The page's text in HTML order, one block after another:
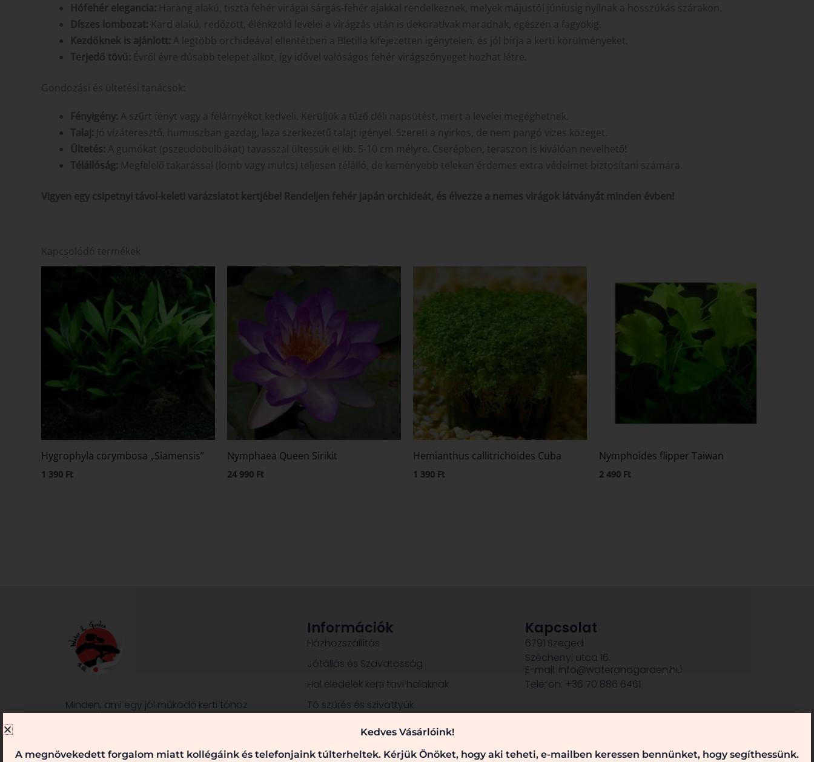
Hófehér elegancia: Harang alakú, tiszta fehér virágai sárgás-fehér ajakkal rendelkeznek, melyek májustól júniusig nyílnak a hosszúkás szárakon.
Díszes lombozat: Kard alakú, redőzött, élénkzöld levelei a virágzás után is dekoratívak maradnak, egészen a fagyokig.
Kezdőknek is ajánlott: A legtöbb orchideával ellentétben a Bletilla kifejezetten igénytelen, és jól bírja a kerti körülményeket.
Terjedő tövű: Évről évre dúsabb telepet alkot, így idővel valóságos fehér virágszőnyeget hozhat létre.
Gondozási és ültetési tanácsok:
Fényigény: A szűrt fényt vagy a félárnyékot kedveli. Kerüljük a tűző déli napsütést, mert a levelei megéghetnek.
Talaj: Jó vízáteresztő, humuszban gazdag, laza szerkezetű talajt igényel. Szereti a nyirkos, de nem pangó vizes közeget.
Ültetés: A gumókat (pszeudobulbákat) tavasszal ültessük el kb. 5-10 cm mélyre. Cserépben, teraszon is kiválóan nevelhető!
Télállóság: Megfelelő takarással (lomb vagy mulcs) teljesen télálló, de keményebb teleken érdemes extra védelmet biztosítani számára.
Vigyen egy csipetnyi távol-keleti varázslatot kertjébe! Rendeljen fehér japán orchideát, és élvezze a nemes virágok látványát minden évben!
Kapcsolódó termékek
Hygrophyla corymbosa „Siamensis”
1 390 Ft
Nymphaea Queen Sirikit
24 990 Ft
Hemianthus callitrichoides Cuba
1 390 Ft
Nymphoides flipper Taiwan
2 490 Ft
Minden, ami egy jól működő kerti tóhoz
szaktanácsainkat! Keressen bennünket!
Információk
Házhozszállítás
Jótállás és Szavatosság
Hal eledelek kerti tavi halaknak
Tó szűrés és szivattyúk
Dekorációk, szobrok
Kapcsolat
6791 Szeged
Széchenyi utca 16.
E-mail: info@waterandgarden.hu
Telefon: +36 70 886 6461
Kedves Vásárlóink!
A megnövekedett forgalom miatt kollégáink és telefonjaink túlterheltek. Kérjük Önöket, hogy aki teheti, e-mailben keressen bennünket, hogy segíthessünk.